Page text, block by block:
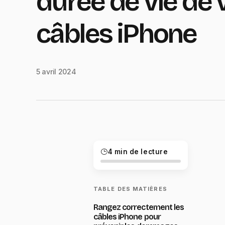
câbles iPhone
5 avril 2024
4 min de lecture
TABLE DES MATIÈRES
Rangez correctement les
câbles iPhone pour